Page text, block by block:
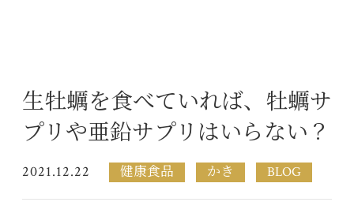
生牡蠣を食べていれば、牡蠣サ
プリや亜鉛サプリはいらない？
2021.12.22 健康食品 かき BLOG